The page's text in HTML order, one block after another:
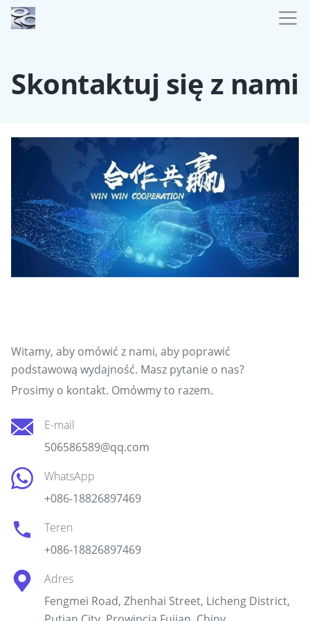
Skontaktuj się z nami
Witamy, aby omówić z nami, aby poprawić
podstawową wydajność. Masz pytanie o nas?
Prosimy o kontakt. Omówmy to razem.
E-mail
506586589@qq.com
WhatsApp
+086-18826897469
Teren
+086-18826897469
Adres
Fengmei Road, Zhenhai Street, Licheng District,